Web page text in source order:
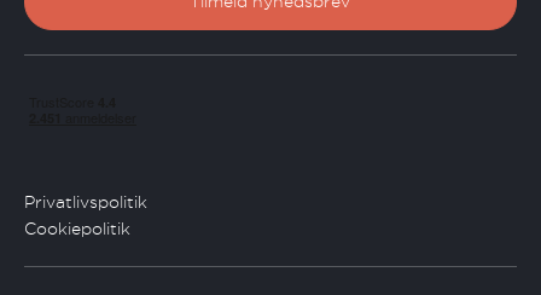
Privatlivspolitik
Cookiepolitik